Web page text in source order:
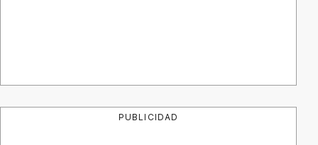
PUBLICIDAD